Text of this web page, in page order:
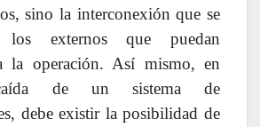
sino la interconexión que se
los externos que puedan
la operación. Así mismo, en
de un sistema de
debe existir la posibilidad de